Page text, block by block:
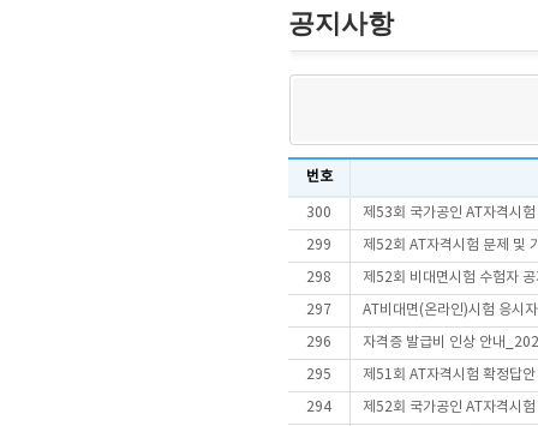
공지사항
번호
300 제53회 국가공인 AT자격시
299 제52회 AT자격시험 문제 및
298 제52회 비대면시험 수험자
297 AT비대면(온라인)시험 응시
296 자격증 발급비 인상 안내
295 제51회 AT자격시험 확정답
294 제52회 국가공인 AT자격시